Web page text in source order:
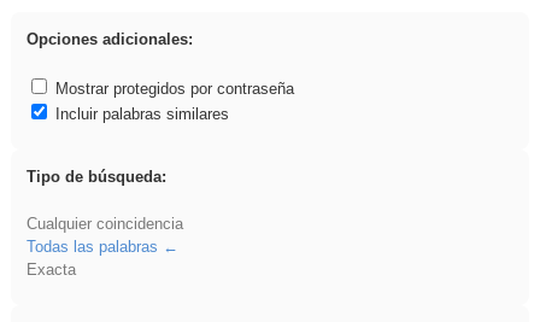
Opciones adicionales:
Mostrar protegidos por contraseña
Incluir palabras similares
Tipo de búsqueda:
Cualquier coincidencia
Todas las palabras
Exacta